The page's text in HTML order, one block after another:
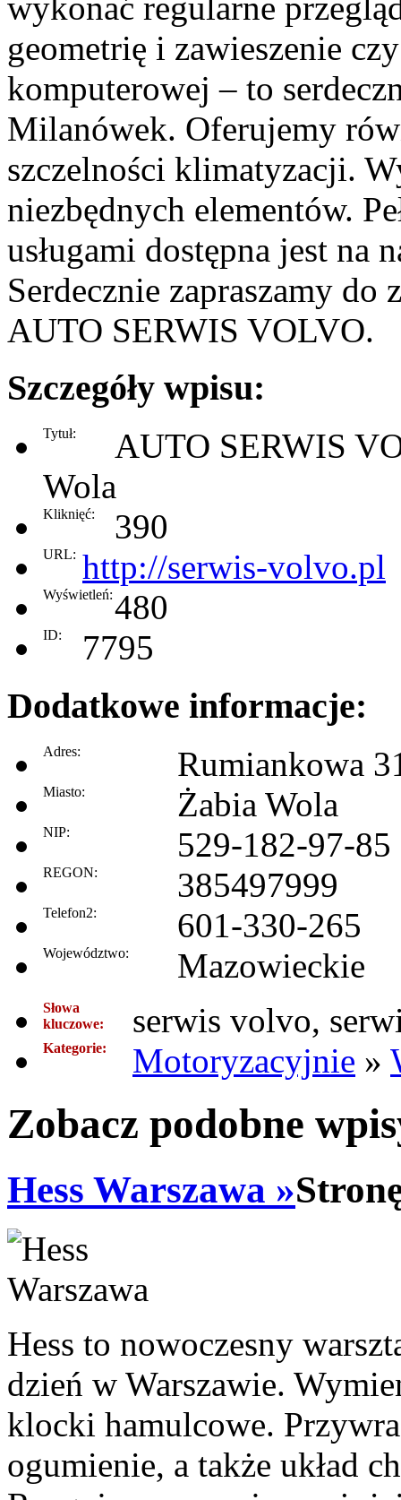
geometrię i zawieszenie
komputerowej – to
Milanówek. Oferujemy
szczelności klimatyzacji.
niezbędnych elementów.
usługami dostępna jest na
Serdecznie zapraszamy do
AUTO SERWIS VOLVO.
Szczegóły wpisu:
Tytuł:
AUTO SERWIS
Wola
Kliknięć: 390
URL: http://serwis-volvo.pl
Wyświetleń:480
ID: 7795
Dodatkowe informacje:
Adres: Rumiankowa
Miasto: Żabia Wola
NIP: 529-182-97-85
REGON: 385497999
Telefon2: 601-330-265
Województwo: Mazowieckie
Słowa
kluczowe:
serwis volvo,
Kategorie: Motoryzacyjnie »
Zobacz podobne
Hess Warszawa »
Hess to nowoczesny
dzień w Warszawie.
klocki hamulcowe.
ogumienie, a także układ